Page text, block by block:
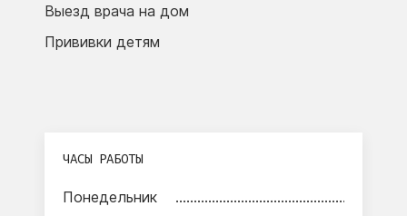
Выезд врача на дом
Прививки детям
ЧАСЫ РАБОТЫ
Понедельник